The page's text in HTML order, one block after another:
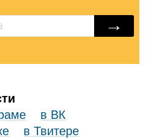
→
в ВК
в Твитере